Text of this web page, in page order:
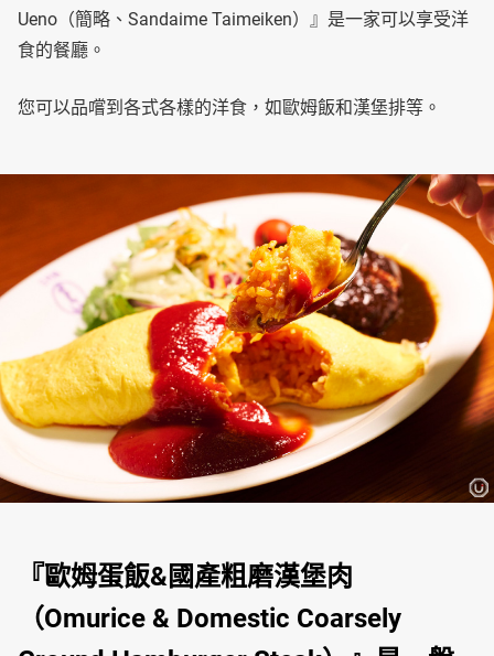
Ueno（簡略、Sandaime Taimeiken）』是一家可以享受洋
食的餐廳。
您可以品嚐到各式各樣的洋食，如歐姆飯和漢堡排等。
『歐姆蛋飯&國產粗磨漢堡肉
（Omurice & Domestic Coarsely